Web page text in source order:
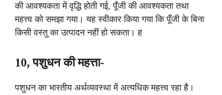
की आवश्यकता में वृद्धि होती गई, पूँजी की आवश्यकता तथा
महत्त्व को समझा गया। यह स्वीकार किया गया कि पूँजी के बिना
किसी वस्तु का उत्पादन नहीं हो सकता। ह
10, पशुधन की महत्ता-
पशुधन का भारतीय अर्थव्यवस्था में अत्यधिक महत्त्व रहा है।